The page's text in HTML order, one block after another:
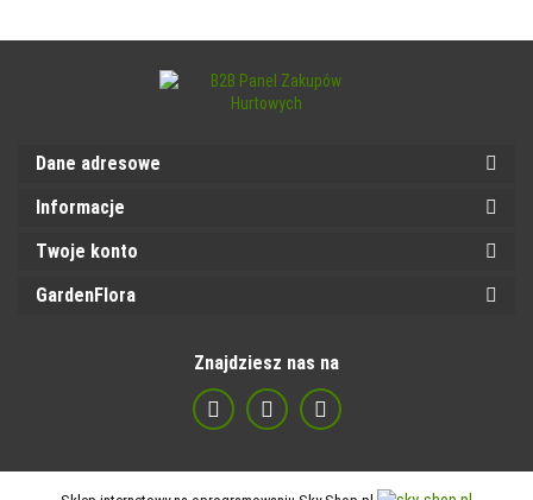
Dane adresowe
Informacje
Twoje konto
GardenFlora
Znajdziesz nas na